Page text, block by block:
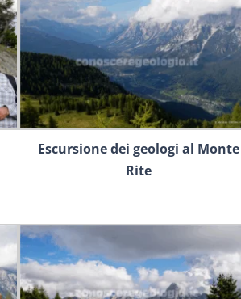
Escursione dei geologi al Monte
Rite